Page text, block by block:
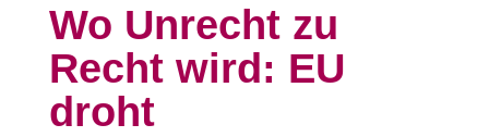
Wo Unrecht zu
Recht wird: EU
droht